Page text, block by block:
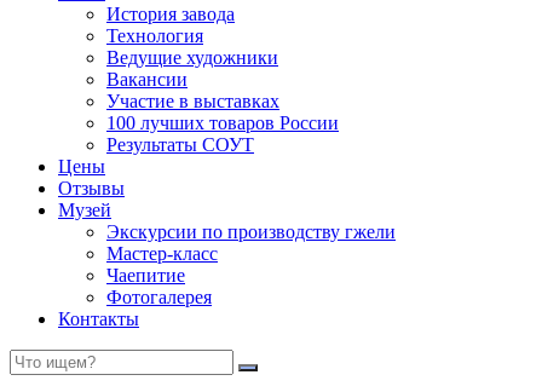
История завода
Технология
Ведущие художники
Вакансии
Участие в выставках
100 лучших товаров России
Результаты СОУТ
Цены
Отзывы
Музей
Экскурсии по производству гжели
Мастер-класс
Чаепитие
Фотогалерея
Контакты